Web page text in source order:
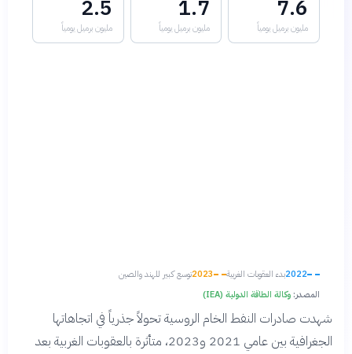
7.6
مليون برميل يومياً
1.7
مليون برميل يومياً
2.5
مليون برميل يومياً
2022بدء العقوبات الغربية 2023توسع كبير للهند والصين
المصدر: وكالة الطاقة الدولية (IEA)
شهدت صادرات النفط الخام الروسية تحولاً جذرياً في اتجاهاتها
الجغرافية بين عامي 2021 و2023، متأثرة بالعقوبات الغربية بعد